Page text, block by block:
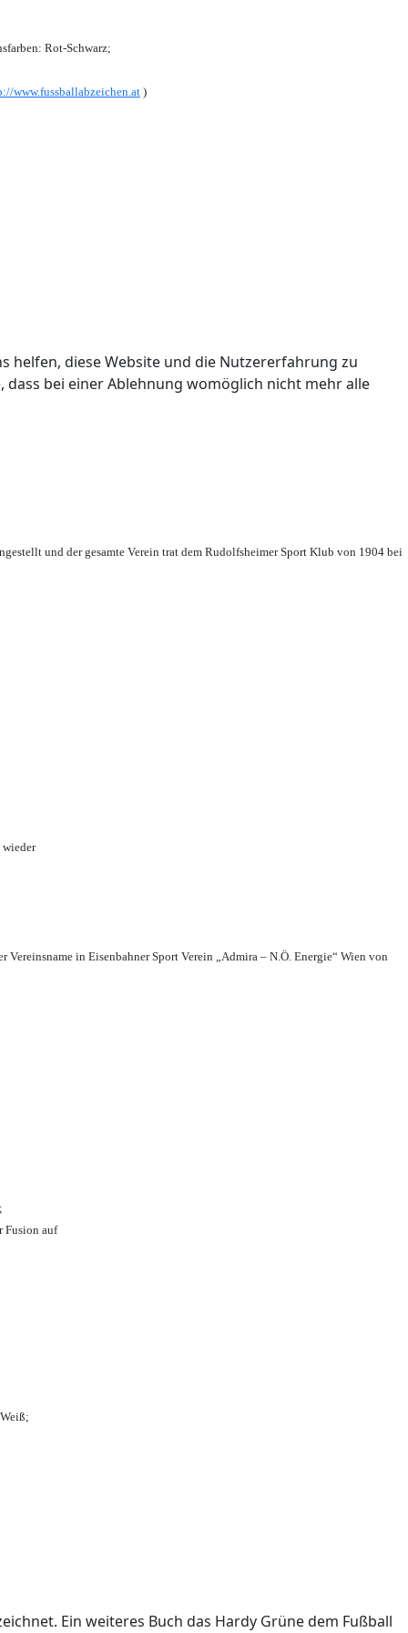
helfen, diese Website und die Nutzererfahrung zu
dass bei einer Ablehnung womöglich nicht mehr alle
Rot-Schwarz;
www.fussballabzeichen.at )
und der gesamte Verein trat dem Rudolfsheimer Sport Klub von 1904 bei
wieder
Vereinsname in Eisenbahner Sport Verein „Admira – N.Ö. Energie“ Wien von
Fusion auf
Ein weiteres Buch das Hardy Grüne dem Fußball